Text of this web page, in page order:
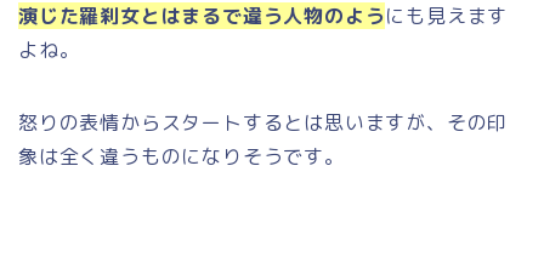
演じた羅刹女とはまるで違う人物のようにも見えます
よね。
怒りの表情からスタートするとは思いますが、その印
象は全く違うものになりそうです。